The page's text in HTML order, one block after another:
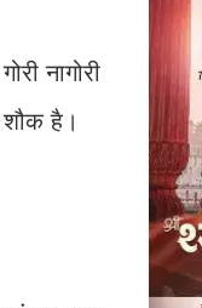
नागोरी
शौक है।